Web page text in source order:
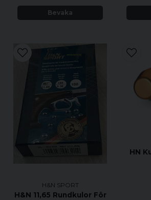
Bevaka
H&N SPORT
H&N 11,65 Rundkulor För
HN